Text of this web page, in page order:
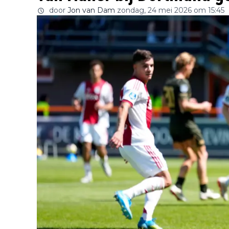
door Jon van Dam zondag, 24 mei 2026 om 15:45